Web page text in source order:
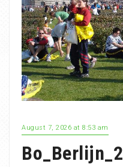
August 7, 2026 at 8:53 am
Bo_Berlijn_2